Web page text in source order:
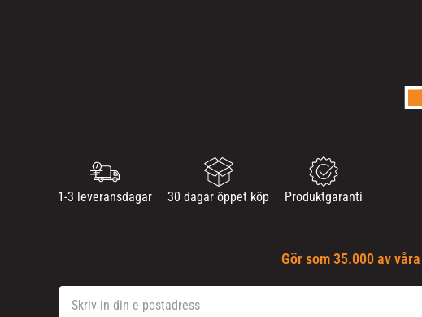
1-3 leveransdagar 30 dagar öppet köp Produktgaranti
Gör som 35.000 av